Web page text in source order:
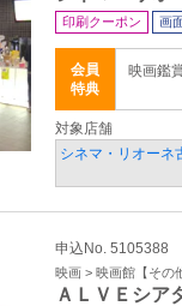
印刷クーポン 画
会員
特典
映画鑑
対象店舗
シネマ・リオーネ
申込No. 5105388
映画 > 映画館【その
ＡＬＶＥシア